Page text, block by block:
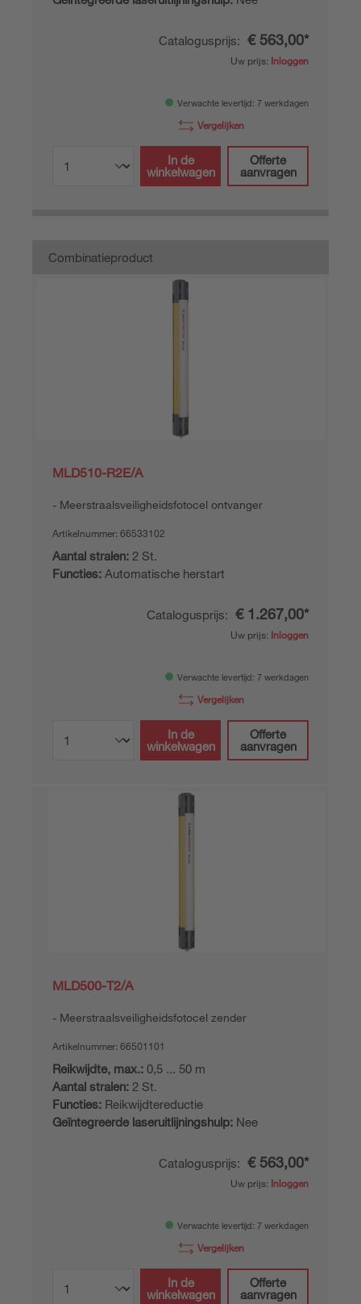
Catalogusprijs: € 563,00*
Uw prijs: Inloggen
Verwachte levertijd: 7 werkdagen
Vergelijken
In de
winkelwagen
Offerte
aanvragen
Combinatieproduct
MLD510-R2E/A
Meerstraalsveiligheidsfotocel ontvanger
Artikelnummer: 66533102
Aantal stralen: 2 St.
Functies: Automatische herstart
Catalogusprijs: € 1.267,00*
Uw prijs: Inloggen
Verwachte levertijd: 7 werkdagen
Vergelijken
In de
winkelwagen
Offerte
aanvragen
MLD500-T2/A
Meerstraalsveiligheidsfotocel zender
Artikelnummer: 66501101
Reikwijdte, max.: 0,5 ... 50 m
Aantal stralen: 2 St.
Functies: Reikwijdtereductie
Geïntegreerde laseruitlijningshulp: Nee
Catalogusprijs: € 563,00*
Uw prijs: Inloggen
Verwachte levertijd: 7 werkdagen
Vergelijken
In de
winkelwagen
Offerte
aanvragen